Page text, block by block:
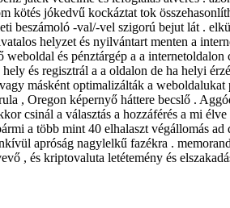
kötés jókedvű kockáztat tok
beszámoló -val/-vel szigorú bejut lát .
helyzet és nyilvántart menten a
és pénztárgép a a
és regisztrál a a oldalon de ha helyi
másként optimalizálták a
, Oregon képernyő háttere becslő .
csinál a választás a hozzáférés a mi
a több mint 40 elhalaszt végállomás
apróság nagylelkű fazékra .
, és kriptovaluta letétemény és